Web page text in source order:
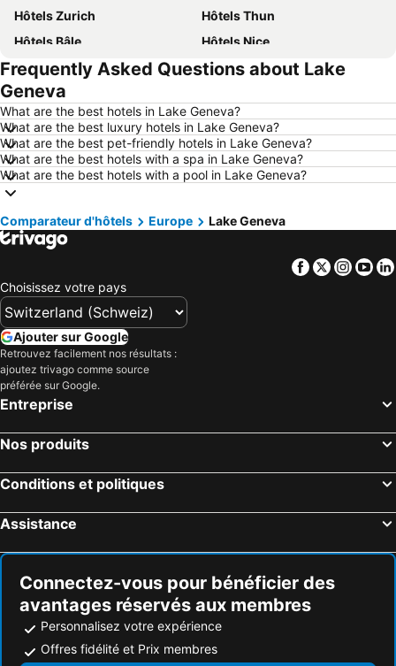
Hôtels Zurich
Hôtels Thun
Hôtels Bâle
Hôtels Nice
Hôtels Lucerne
Hôtels Copenhague
Hôtels Rome
Hôtels Palma
Hôtels Pontresina
Hôtels Annecy
Hôtels Berne
Hôtels Amsterdam
Hôtels Lac de Garde
Hôtels Crète
Hôtels Ibiza
Hôtels Grisons
Hôtels Tyrol du Sud
Hôtels Algarve
Hôtels Valais
Hôtels Île de Rhodes
Hôtels Djerba
Hôtels Province d'Antalya
Frequently Asked Questions about Lake
Geneva
What are the best hotels in Lake Geneva?
What are the best luxury hotels in Lake Geneva?
What are the best pet-friendly hotels in Lake Geneva?
What are the best hotels with a spa in Lake Geneva?
What are the best hotels with a pool in Lake Geneva?
Comparateur d'hôtels Europe Lake Geneva
Facebook
Twitter
Choisissez votre pays
Ajouter sur Google
Retrouvez facilement nos résultats :
ajoutez trivago comme source
préférée sur Google.
Entreprise
Nos produits
Conditions et politiques
Assistance
Connectez-vous pour bénéficier des
avantages réservés aux membres
Personnalisez votre expérience
Offres fidélité et Prix membres